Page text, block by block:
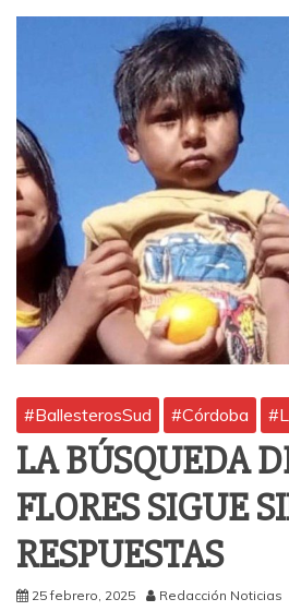
#BallesterosSud #Córdoba
LA BÚSQUEDA
FLORES SIGUE
RESPUESTAS
25 febrero, 2025 Redacción Noticias